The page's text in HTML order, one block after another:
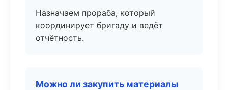
Назначаем прораба, который
координирует бригаду и ведёт
отчётность.
Можно ли закупить материалы